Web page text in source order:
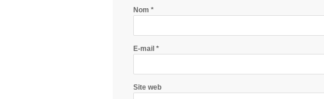
Nom *
E-mail *
Site web